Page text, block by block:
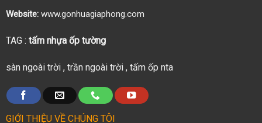
Website:www.gonhuagiaphong.com
TAG : tấm nhựa ốp tường
sàn ngoài trời, trần ngoài trời, tấm ốp nta
GIỚI THIỆU VỀ CHÚNG TÔI